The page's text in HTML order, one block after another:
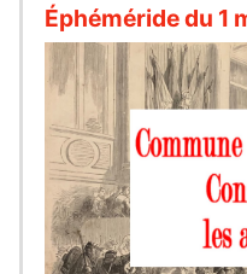
Éphéméride du 1